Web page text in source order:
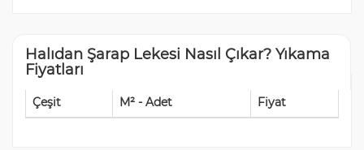
Halıdan Şarap Lekesi Nasıl Çıkar? Yıkama
Fiyatları
Çeşit M² - Adet Fiyat